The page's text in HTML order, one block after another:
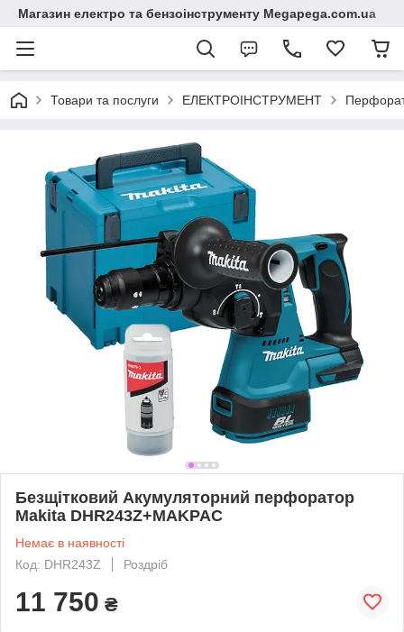
Магазин електро та бензоінструменту Megapega.com.ua
Товари та послуги ЕЛЕКТРОІНСТРУМЕНТ
Безщітковий Акумуляторний перфоратор
Makita DHR243Z+MAKPAC
Немає в наявності
Код: DHR243Z
Роздріб
11 750 ₴